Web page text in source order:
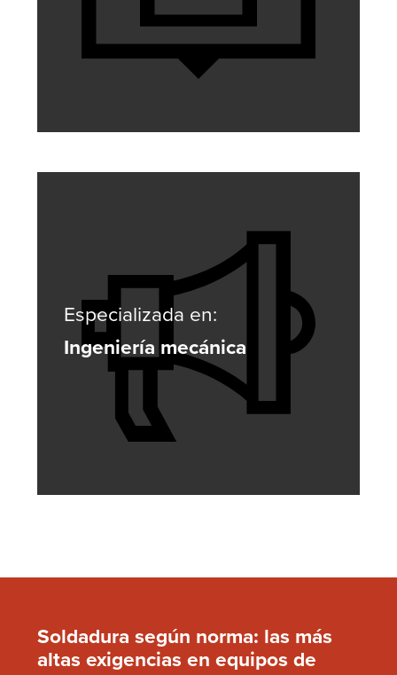
Especializada en:
Ingeniería mecánica
Soldadura según norma: las más
altas exigencias en equipos de